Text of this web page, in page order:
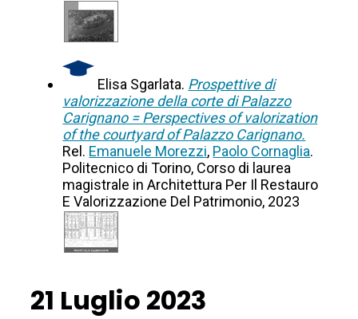
Elisa Sgarlata. Prospettive di
valorizzazione della corte di Palazzo
Carignano = Perspectives of valorization
of the courtyard of Palazzo Carignano.
Rel. Emanuele Morezzi, Paolo Cornaglia.
Politecnico di Torino, Corso di laurea
magistrale in Architettura Per Il Restauro
E Valorizzazione Del Patrimonio, 2023
21 Luglio 2023